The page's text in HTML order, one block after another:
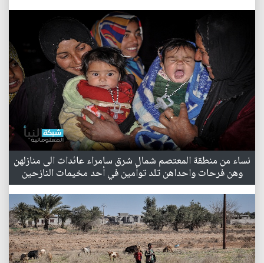
نساء من منطقة المعتصم شمال شرق سامراء عائدات الى منازلهن
وهن فرحات واحداهن تلد توأمين في أحد مخيمات النازحين